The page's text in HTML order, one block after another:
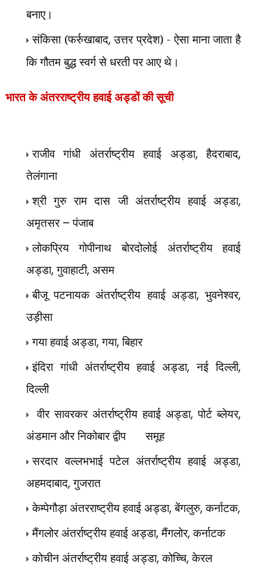
बनाए।
संकिसा (फर्रुखाबाद,उत्तर प्रदेश) - ऐसा माना जाता है
कि गौतम बुद्ध स्वर्ग से धरती पर आए थे।
भारत के अंतरराष्ट्रीय हवाई अड्डों की सूची
राजीव गांधी अंतर्राष्ट्रीय हवाई अड्डा,हैदराबाद,
तेलंगाना
श्री गुरु राम दास जी अंतर्राष्ट्रीय हवाई अड्डा,
अमृतसर –पंजाब
लोकप्रिय गोपीनाथ बोरदोलोई अंतर्राष्ट्रीय हवाई
अड्डा,गुवाहाटी, असम
बीजू पटनायक अंतर्राष्ट्रीय हवाई अड्डा,भुवनेश्वर,
उड़ीसा
गया हवाई अड्डा,गया,बिहार
इंदिरा गांधी अंतर्राष्ट्रीय हवाई अड्डा,नई दिल्ली,
दिल्ली
वीर सावरकर अंतर्राष्ट्रीय हवाई अड्डा,पोर्ट ब्लेयर,
अंडमान और निकोबार द्वीप
समूह
सरदार वल्लभभाई पटेल अंतर्राष्ट्रीय हवाई अड्डा,
अहमदाबाद,गुजरात
केम्पेगौड़ा अंतरराष्ट्रीय हवाई अड्डा,बेंगलुरु,कर्नाटक,
मैंगलोर अंतर्राष्ट्रीय हवाई अड्डा,मैंगलोर,कर्नाटक
कोचीन अंतर्राष्ट्रीय हवाई अड्डा,कोच्चि,केरल